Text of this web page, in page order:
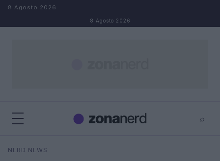
Salta al contenuto
8 Agosto 2026
8 Agosto 2026
⌕
Cerca
NERD NEWS